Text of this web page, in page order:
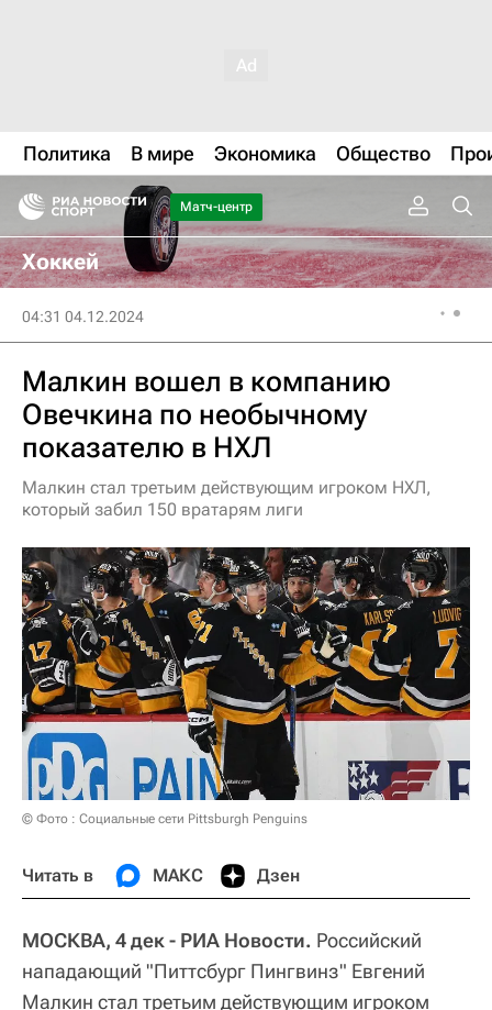
Политика В мире Экономика Общество
Матч-центр
Хоккей
04:31 04.12.2024
Малкин вошел в компанию
Овечкина по необычному
показателю в НХЛ
Малкин стал третьим действующим игроком НХЛ,
который забил 150 вратарям лиги
© Фото : Социальные сети Pittsburgh Penguins
Читать в МАКС Дзен
МОСКВА, 4 дек - РИА Новости. Российский
нападающий "Питтсбург Пингвинз" Евгений
Малкин стал третьим действующим игроком